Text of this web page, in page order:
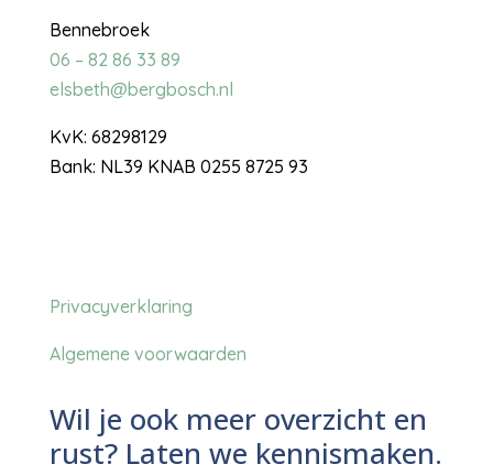
Bennebroek
06 – 82 86 33 89
elsbeth@bergbosch.nl
KvK: 68298129
Bank: NL39 KNAB 0255 8725 93
Privacyverklaring
Algemene voorwaarden
Wil je ook meer overzicht en
rust? Laten we kennismaken.